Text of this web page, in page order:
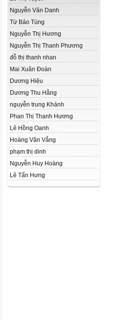
Nguyễn Văn Danh
Từ Bảo Tùng
Nguyễn Thị Hương
Nguyễn Thị Thanh Phương
đỗ thị thanh nhan
Mai Xuân Đoàn
Dương Hiệu
Dương Thu Hằng
nguyễn trung Khánh
Phan Thị Thanh Hương
Lê Hồng Oanh
Hoàng Văn Vẳng
phạm thị dinh
Nguyễn Huy Hoàng
Lê Tấn Hưng